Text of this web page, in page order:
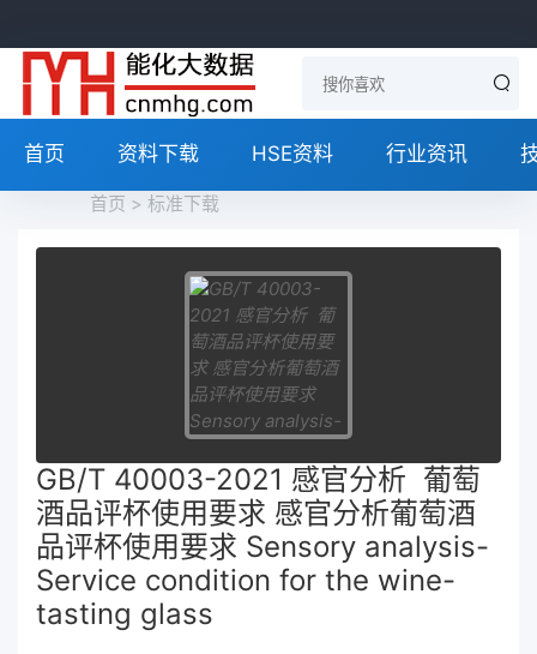
首页 资料下载 HSE资料 行业资讯
首页 > 标准下载
GB/T 40003-2021 感官分析 葡萄
酒品评杯使用要求 感官分析葡萄酒
品评杯使用要求 Sensory analysis-
Service condition for the wine-
tasting glass